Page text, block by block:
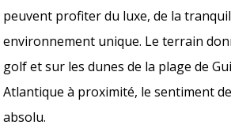
peuvent profiter du luxe, de la
environnement unique. Le terrain
golf et sur les dunes de la plage de
Atlantique à proximité, le sentiment
absolu.